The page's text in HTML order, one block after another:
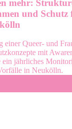
mehr:
und
einer Queer- und
mit
jährliches
in Neukölln.